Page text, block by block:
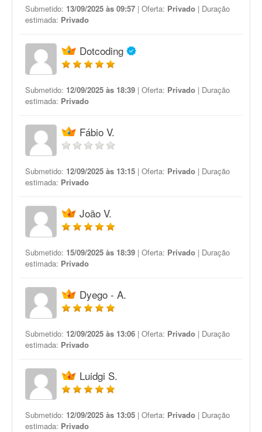
Submetido: 13/09/2025 às 09:57 | Oferta: Privado | Duração
estimada: Privado
Dotcoding
Submetido: 12/09/2025 às 18:39 | Oferta: Privado | Duração
estimada: Privado
Fábio V.
Submetido: 12/09/2025 às 13:15 | Oferta: Privado | Duração
estimada: Privado
João V.
Submetido: 15/09/2025 às 18:39 | Oferta: Privado | Duração
estimada: Privado
Dyego - A.
Submetido: 12/09/2025 às 13:06 | Oferta: Privado | Duração
estimada: Privado
Luidgi S.
Submetido: 12/09/2025 às 13:05 | Oferta: Privado | Duração
estimada: Privado